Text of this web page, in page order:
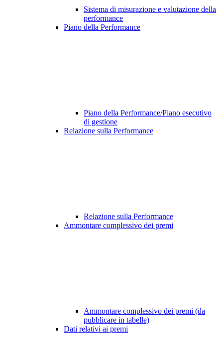
Sistema di misurazione e valutazione della
performance
Piano della Performance
Piano della Performance/Piano esecutivo
di gestione
Relazione sulla Performance
Relazione sulla Performance
Ammontare complessivo dei premi
Ammontare complessivo dei premi (da
pubblicare in tabelle)
Dati relativi ai premi